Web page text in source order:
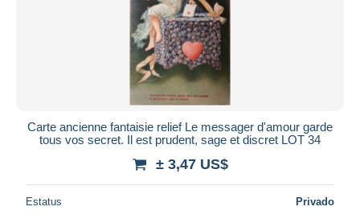
Carte ancienne fantaisie relief Le messager d'amour garde
tous vos secret. Il est prudent, sage et discret LOT 34
± 3,47 US$
Estatus Privado